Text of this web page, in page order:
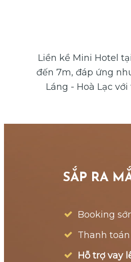
Liền kề Mini Hotel
đến 7m, đáp ứng
Láng - Hoà Lạc
SẮP RA
Booking
Thanh
Hỗ trợ vay